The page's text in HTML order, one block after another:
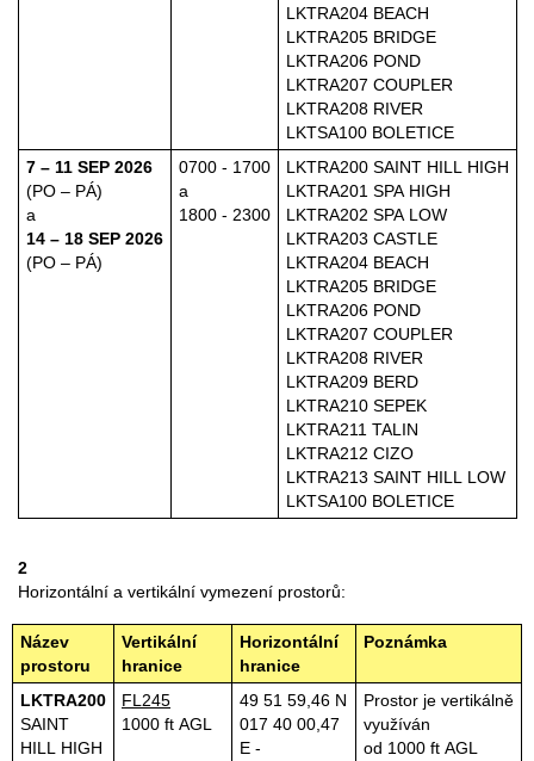
LKTRA204 BEACH
LKTRA205 BRIDGE
LKTRA206 POND
LKTRA207 COUPLER
LKTRA208 RIVER
LKTSA100 BOLETICE
7 – 11 SEP 2026
(PO – PÁ)
a
14 – 18 SEP 2026
(PO – PÁ)
0700 - 1700
a
1800 - 2300
LKTRA200 SAINT HILL HIGH
LKTRA201 SPA HIGH
LKTRA202 SPA LOW
LKTRA203 CASTLE
LKTRA204 BEACH
LKTRA205 BRIDGE
LKTRA206 POND
LKTRA207 COUPLER
LKTRA208 RIVER
LKTRA209 BERD
LKTRA210 SEPEK
LKTRA211 TALIN
LKTRA212 CIZO
LKTRA213 SAINT HILL LOW
LKTSA100 BOLETICE
2
Horizontální a vertikální vymezení prostorů:
Název
prostoru
Vertikální
hranice
Horizontální
hranice
Poznámka
LKTRA200
SAINT
HILL HIGH
FL245
1000 ft AGL
49 51 59,46 N
017 40 00,47
E -
Prostor je vertikálně
využíván
od 1000 ft AGL